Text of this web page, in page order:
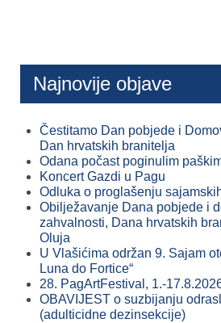
Najnovije objave
Čestitamo Dan pobjede i
Dan hrvatskih branitelja
Odana počast poginulim
Koncert Gazdi u Pagu
Odluka o proglašenju
Obilježavanje Dana pobjede i
zahvalnosti, Dana hrvatskih
Oluja
U Vlašićima održan 9. Sajam
Luna do Fortice“
28. PagArtFestival, 1.-
OBAVIJEST o suzbijanju
(adulticidne dezinsekcije)